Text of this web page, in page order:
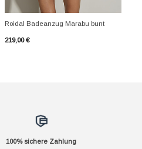
+
Roidal Badeanzug Marabu bunt
219,00€
100% sichere Zahlung